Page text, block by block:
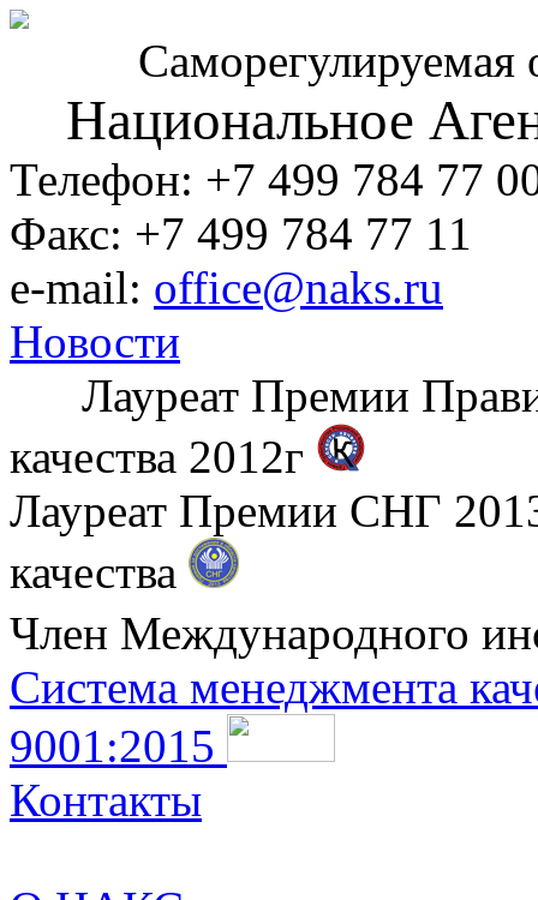
Саморегулируемая
Национальное
Телефон: +7 499 784 77
Факс: +7 499 784 77 11
e-mail: office@naks.ru
Новости
Лауреат Премии
качества 2012г
Лауреат Премии СНГ
качества
Член Международного
Система менеджмента
9001:2015
Контакты